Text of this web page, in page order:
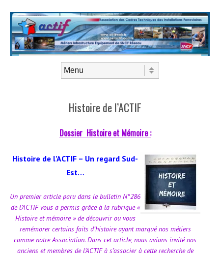
Histoire de l’ACTIF
Dossier Histoire et Mémoire :
Histoire de l’ACTIF – Un regard Sud-
Est…
Un premier article paru dans le bulletin N°286
de l’ACTIF vous a permis grâce à la rubrique «
Histoire et mémoire » de découvrir ou vous
remémorer certains faits d’histoire ayant marqué nos métiers
comme notre Association. Dans cet article, nous avions invité nos
anciens et membres de l’ACTIF à s’associer à cette recherche de